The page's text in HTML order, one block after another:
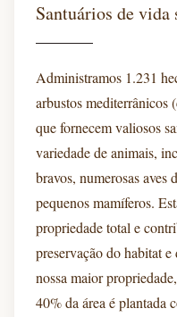
Santuários de vida
Administramos 1.231
arbustos mediterrânicos
que fornecem valiosos
variedade de animais,
bravos, numerosas aves
pequenos mamíferos.
propriedade total e
preservação do habitat
nossa maior
40% da área é plantada